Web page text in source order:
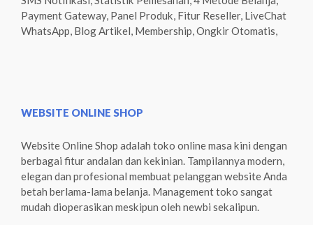
Payment Gateway, Panel Produk, Fitur Reseller, LiveChat
WhatsApp, Blog Artikel, Membership, Ongkir Otomatis,
WEBSITE ONLINE SHOP
Website Online Shop adalah toko online masa kini dengan
berbagai fitur andalan dan kekinian. Tampilannya modern,
elegan dan profesional membuat pelanggan website Anda
betah berlama-lama belanja. Management toko sangat
mudah dioperasikan meskipun oleh newbi sekalipun.